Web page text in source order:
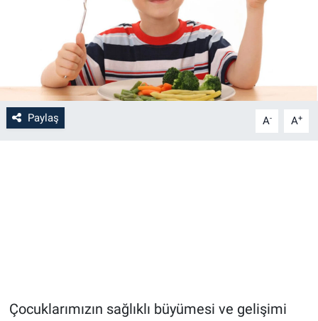
Paylaş A- A+
Çocuklarımızın sağlıklı büyümesi ve gelişimi